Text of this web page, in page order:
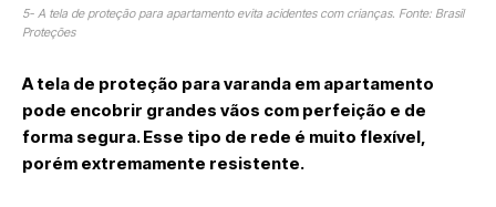
5- A tela de proteção para apartamento evita acidentes com crianças. Fonte: Brasil
Proteções
A tela de proteção para varanda em apartamento
pode encobrir grandes vãos com perfeição e de
forma segura. Esse tipo de rede é muito flexível,
porém extremamente resistente.